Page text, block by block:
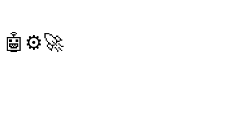
🤖⚙️🚀